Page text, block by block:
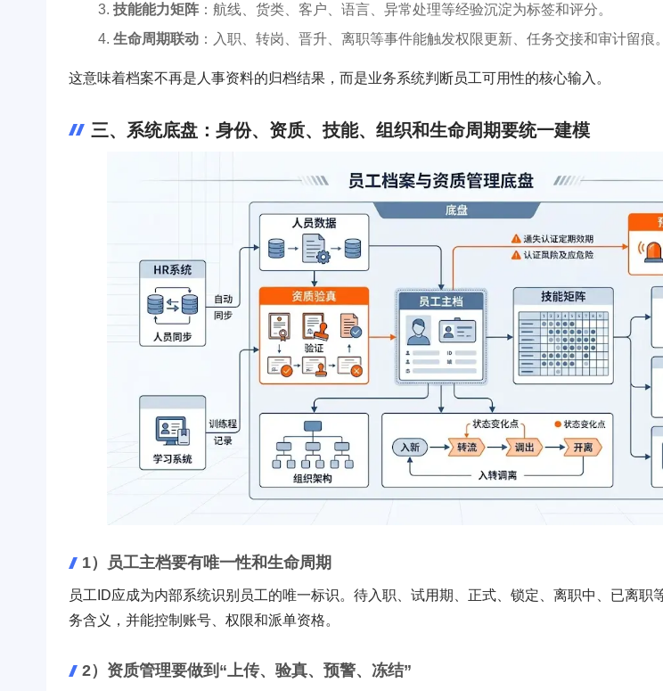
技能能力矩阵 ：航线、货类、客户、语言、异常处理等经验沉淀为标签和评分。
生命周期联动 ：入职、转岗、晋升、离职等事件能触发权限更新、任务交接和审计留痕。
这意味着档案不再是人事资料的归档结果，而是业务系统判断员工可用性的核心输入。
三、系统底盘：身份、资质、技能、组织和生命周期要统一建模
1）员工主档要有唯一性和生命周期
员工ID应成为内部系统识别员工的唯一标识。待入职、试用期、正式、锁定、离职中、已离职
务含义，并能控制账号、权限和派单资格。
2）资质管理要做到“上传、验真、预警、冻结”